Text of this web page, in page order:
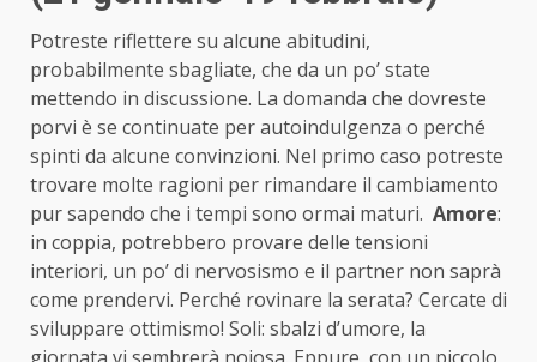
Potreste riflettere su alcune abitudini,
probabilmente sbagliate, che da un po’ state
mettendo in discussione. La domanda che dovreste
porvi è se continuate per autoindulgenza o perché
spinti da alcune convinzioni. Nel primo caso potreste
trovare molte ragioni per rimandare il cambiamento
pur sapendo che i tempi sono ormai maturi. Amore:
in coppia, potrebbero provare delle tensioni
interiori, un po’ di nervosismo e il partner non saprà
come prendervi. Perché rovinare la serata? Cercate di
sviluppare ottimismo! Soli: sbalzi d’umore, la
giornata vi sembrerà noiosa. Eppure, con un piccolo